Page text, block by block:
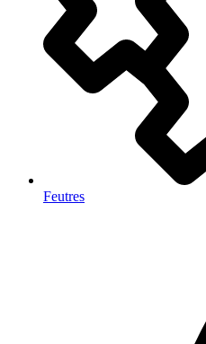
Feutres